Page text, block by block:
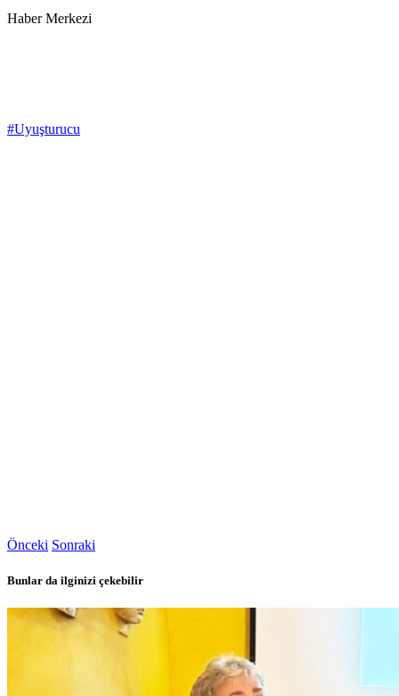
Haber Merkezi
#Uyuşturucu
Önceki Sonraki
Bunlar da ilginizi çekebilir